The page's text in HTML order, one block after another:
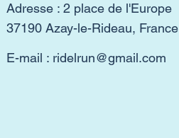
Adresse : 2 place de l'Europe
37190 Azay-le-Rideau, France
E-mail : ridelrun@gmail.com